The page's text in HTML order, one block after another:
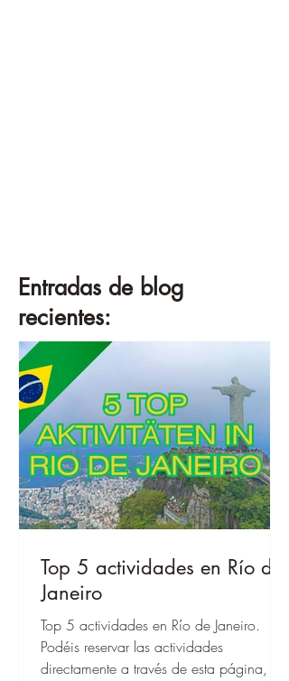
Entradas de blog
recientes:
Top 5 actividades en Río de
Janeiro
Top 5 actividades en Río de Janeiro.
Podéis reservar las actividades
directamente a través de esta página, ¡y